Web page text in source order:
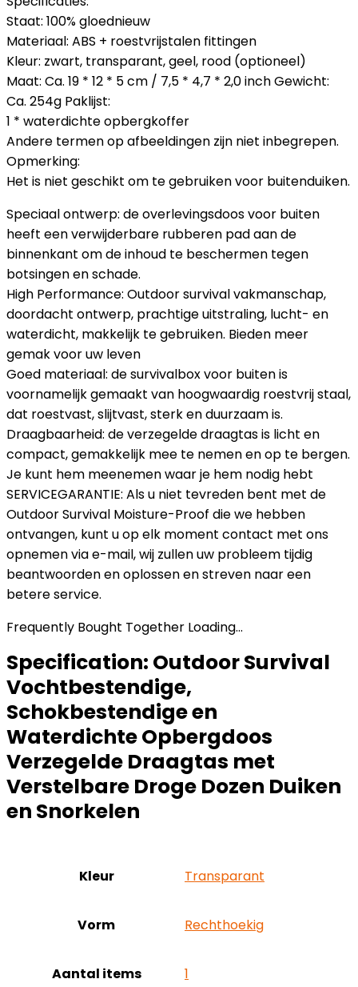
Staat: 100% gloednieuw
Materiaal: ABS + roestvrijstalen fittingen
Kleur: zwart, transparant, geel, rood (optioneel)
Maat: Ca. 19 * 12 * 5 cm / 7,5 * 4,7 * 2,0 inch Gewicht:
Ca. 254g Paklijst:
1 * waterdichte opbergkoffer
Andere termen op afbeeldingen zijn niet inbegrepen.
Opmerking:
Het is niet geschikt om te gebruiken voor buitenduiken.
Speciaal ontwerp: de overlevingsdoos voor buiten
heeft een verwijderbare rubberen pad aan de
binnenkant om de inhoud te beschermen tegen
botsingen en schade.
High Performance: Outdoor survival vakmanschap,
doordacht ontwerp, prachtige uitstraling, lucht- en
waterdicht, makkelijk te gebruiken. Bieden meer
gemak voor uw leven
Goed materiaal: de survivalbox voor buiten is
voornamelijk gemaakt van hoogwaardig roestvrij staal,
dat roestvast, slijtvast, sterk en duurzaam is.
Draagbaarheid: de verzegelde draagtas is licht en
compact, gemakkelijk mee te nemen en op te bergen.
Je kunt hem meenemen waar je hem nodig hebt
SERVICEGARANTIE: Als u niet tevreden bent met de
Outdoor Survival Moisture-Proof die we hebben
ontvangen, kunt u op elk moment contact met ons
opnemen via e-mail, wij zullen uw probleem tijdig
beantwoorden en oplossen en streven naar een
betere service.
Frequently Bought Together Loading...
Specification: Outdoor Survival
Vochtbestendige,
Schokbestendige en
Waterdichte Opbergdoos
Verzegelde Draagtas met
Verstelbare Droge Dozen Duiken
en Snorkelen
Kleur ‎Transparant
Vorm ‎Rechthoekig
Aantal items ‎1